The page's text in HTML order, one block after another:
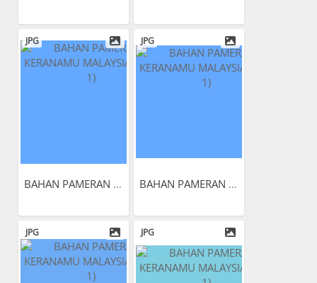
JPG
BAHAN PAMERAN KERANAMU...
JPG
BAHAN PAMERAN KERANAMU...
JPG JPG